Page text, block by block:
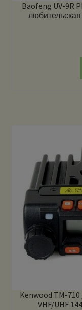
Baofeng UV-9R
Kenwood TM-
VHF/UHF